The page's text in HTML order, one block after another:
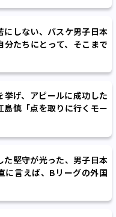
にしない、バスケ男子日本
分たちにとって、そこまで
挙げ、アピールに成功した
島慎「点を取りに行くモー
」
た堅守が光った、男子日本
に言えば、Bリーグの外国
ったりします」